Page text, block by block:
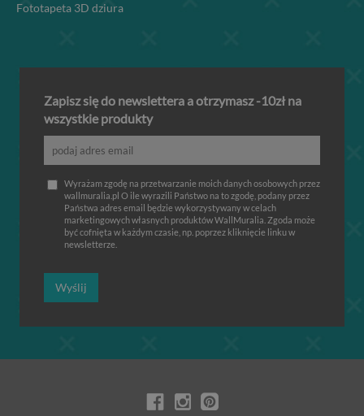
Fototapeta 3D dziura
Zapisz się do newslettera a otrzymasz -10zł na
wszystkie produkty
Wyrażam zgodę na przetwarzanie moich danych osobowych przez
wallmuralia.pl O ile wyrazili Państwo na to zgodę, podany przez
Państwa adres email będzie wykorzystywany w celach
marketingowych własnych produktów WallMuralia. Zgoda może
być cofnięta w każdym czasie, np. poprzez kliknięcie linku w
newsletterze.
Wyślij